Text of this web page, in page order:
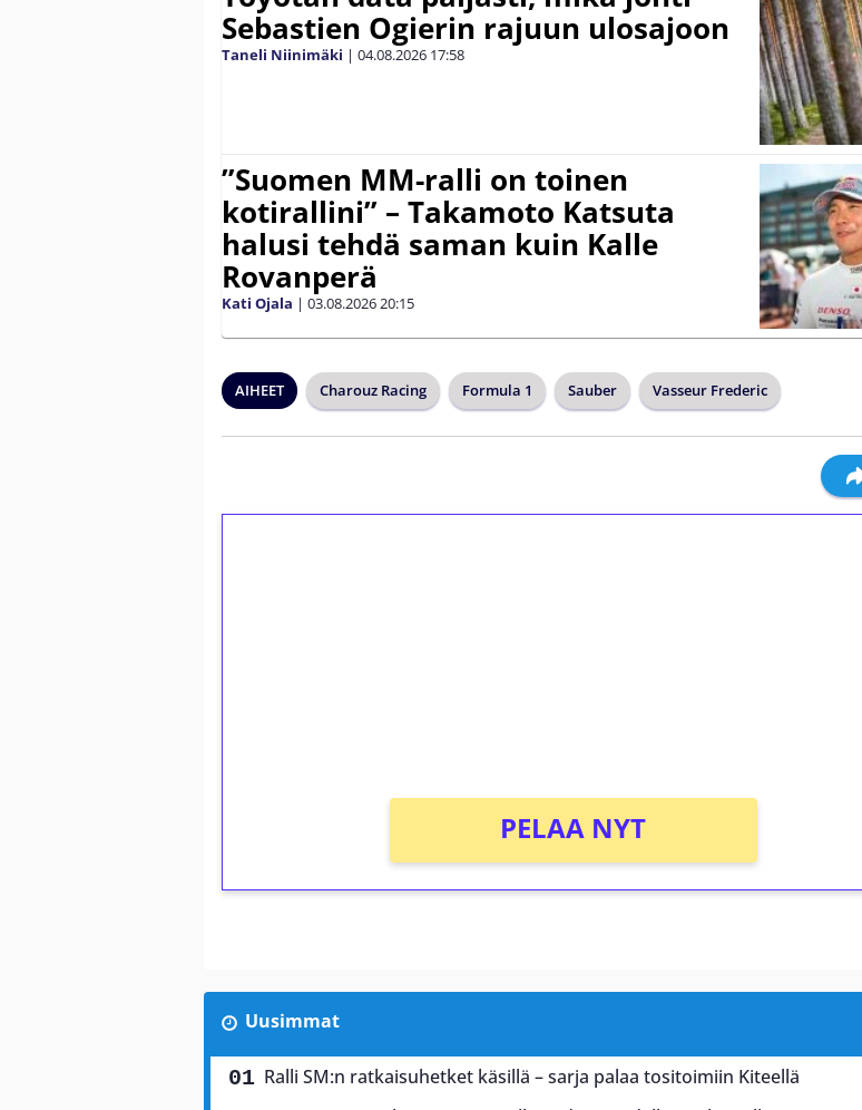
Sebastien Ogierin rajuun ulosajoon
Taneli Niinimäki | 04.08.2026 17:58
”Suomen MM-ralli on toinen
kotirallini” – Takamoto Katsuta
halusi tehdä saman kuin Kalle
Rovanperä
Kati Ojala | 03.08.202620:15
AIHEET Charouz Racing Formula 1 Sauber Vasseur Frederic
PELAA NYT
Uusimmat
Ralli SM:n ratkaisuhetket käsillä – sarja palaa tositoimiin Kiteellä